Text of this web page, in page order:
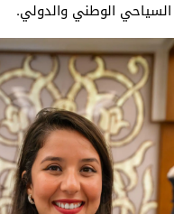
الوطني والدولي.